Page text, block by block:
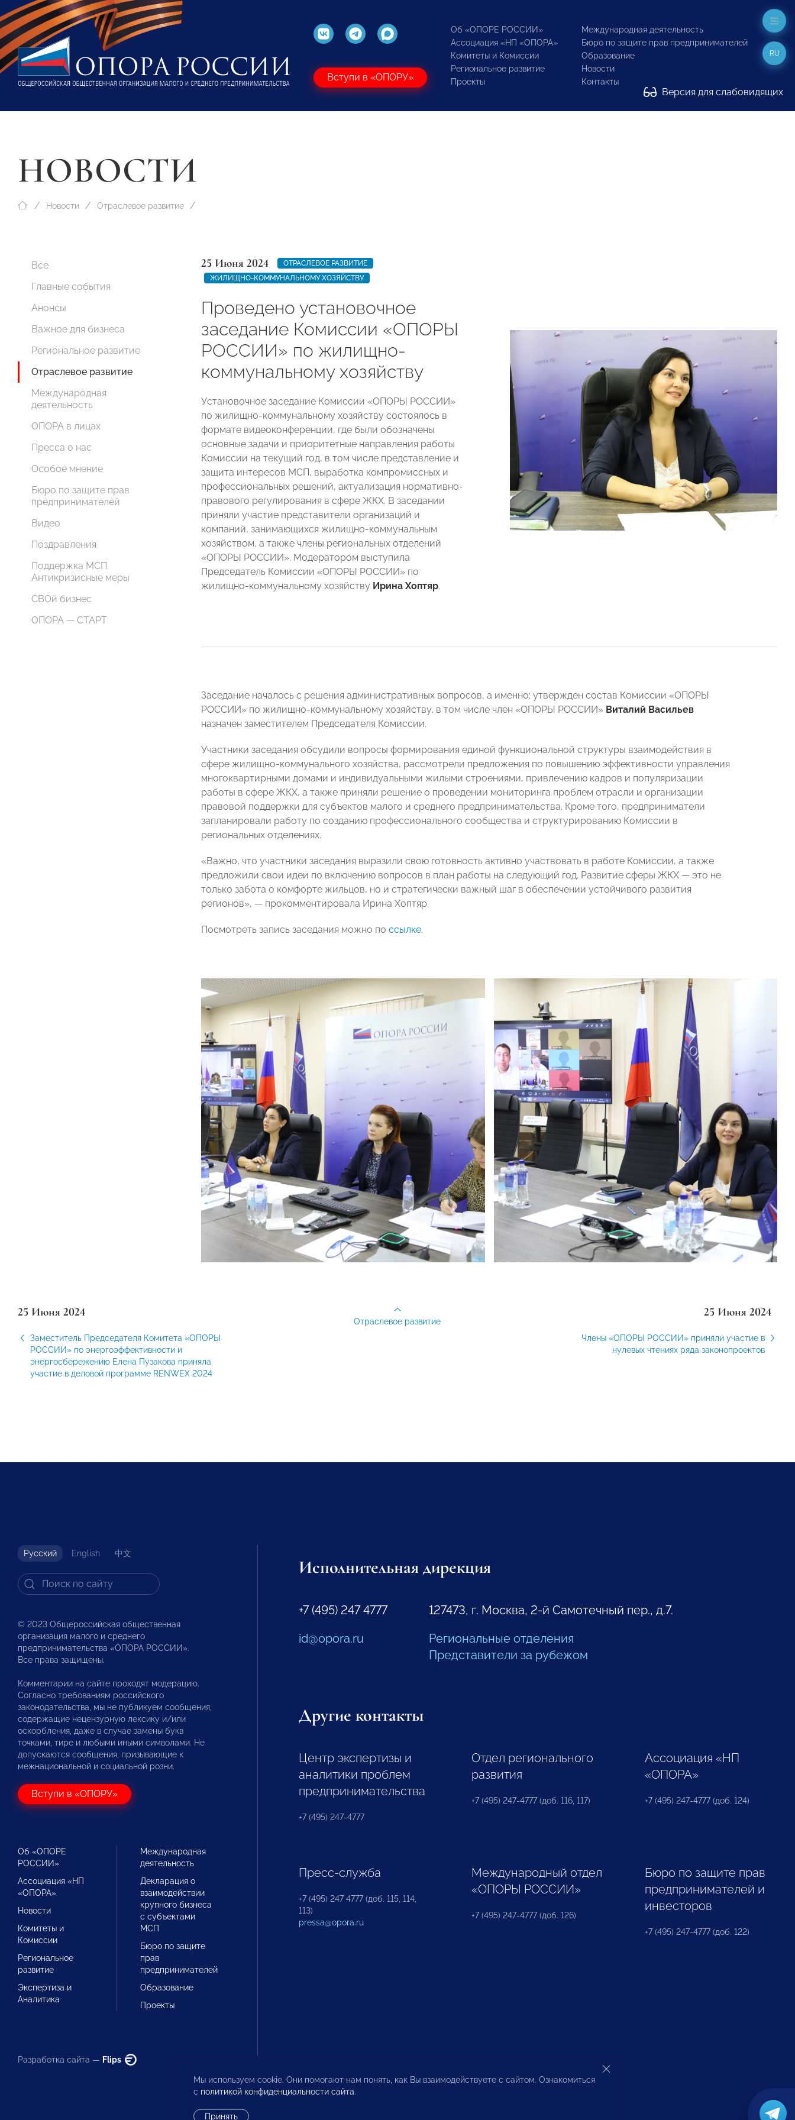
Вступи в «ОПОРУ»
Об «ОПОРЕ РОССИИ»
Ассоциация «НП «ОПОРА»
Комитеты и Комиссии
Региональное развитие
Проекты
Международная деятельность
Бюро по защите прав предпринимателей
Образование
Новости
Контакты
Версия для слабовидящих
RU
НОВОСТИ
Новости Отраслевое развитие
Все
Главные события
Анонсы
Важное для бизнеса
Региональное развитие
Отраслевое развитие
Международная
деятельность
ОПОРА в лицах
Пресса о нас
Особое мнение
Бюро по защите прав
предпринимателей
Видео
Поздравления
Поддержка МСП.
Антикризисные меры
СВОй бизнес
ОПОРА — СТАРТ
25 Июня 2024
ОТРАСЛЕВОЕ РАЗВИТИЕ
ЖИЛИЩНО-КОММУНАЛЬНОМУ ХОЗЯЙСТВУ
Проведено установочное
заседание Комиссии «ОПОРЫ
РОССИИ» по жилищно-
коммунальному хозяйству
Установочное заседание Комиссии «ОПОРЫ РОССИИ»
по жилищно-коммунальному хозяйству состоялось в
формате видеоконференции, где были обозначены
основные задачи и приоритетные направления работы
Комиссии на текущий год, в том числе представление и
защита интересов МСП, выработка компромиссных и
профессиональных решений, актуализация нормативно-
правового регулирования в сфере ЖКХ. В заседании
приняли участие представители организаций и
компаний, занимающихся жилищно-коммунальным
хозяйством, а также члены региональных отделений
«ОПОРЫ РОССИИ». Модератором выступила
Председатель Комиссии «ОПОРЫ РОССИИ» по
жилищно-коммунальному хозяйству Ирина Хоптяр.
Заседание началось с решения административных вопросов, а именно: утвержден состав Комиссии «ОПОРЫ
РОССИИ» по жилищно-коммунальному хозяйству, в том числе член «ОПОРЫ РОССИИ» Виталий Васильев
назначен заместителем Председателя Комиссии.
Участники заседания обсудили вопросы формирования единой функциональной структуры взаимодействия в
сфере жилищно-коммунального хозяйства, рассмотрели предложения по повышению эффективности управления
многоквартирными домами и индивидуальными жилыми строениями, привлечению кадров и популяризации
работы в сфере ЖКХ, а также приняли решение о проведении мониторинга проблем отрасли и организации
правовой поддержки для субъектов малого и среднего предпринимательства. Кроме того, предприниматели
запланировали работу по созданию профессионального сообщества и структурированию Комиссии в
региональных отделениях.
«Важно, что участники заседания выразили свою готовность активно участвовать в работе Комиссии, а также
предложили свои идеи по включению вопросов в план работы на следующий год. Развитие сферы ЖКХ — это не
только забота о комфорте жильцов, но и стратегически важный шаг в обеспечении устойчивого развития
регионов», — прокомментировала Ирина Хоптяр.
Посмотреть запись заседания можно по ссылке.
25 Июня 2024
Заместитель Председателя Комитета «ОПОРЫ
РОССИИ» по энергоэффективности и
энергосбережению Елена Пузакова приняла
участие в деловой программе RENWEX 2024
25 Июня 2024
Члены «ОПОРЫ РОССИИ» приняли участие в
нулевых чтениях ряда законопроектов
Отраслевое развитие
Русский English 中文
© 2023 Общероссийская общественная
организация малого и среднего
предпринимательства «ОПОРА РОССИИ».
Все права защищены.
Комментарии на сайте проходят модерацию.
Согласно требованиям российского
законодательства, мы не публикуем сообщения,
содержащие нецензурную лексику и/или
оскорбления, даже в случае замены букв
точками, тире и любыми иными символами. Не
допускаются сообщения, призывающие к
межнациональной и социальной розни.
Вступи в «ОПОРУ»
Об «ОПОРЕ
РОССИИ»
Ассоциация «НП
«ОПОРА»
Новости
Комитеты и
Комиссии
Региональное
развитие
Экспертиза и
Аналитика
Международная
деятельность
Декларация о
взаимодействии
крупного бизнеса
с субъектами
МСП
Бюро по защите
прав
предпринимателей
Образование
Проекты
Разработка сайта — Flips
Исполнительная дирекция
+7 (495) 247 4777
id@opora.ru
127473, г. Москва, 2-й Самотечный пер., д.7.
Региональные отделения
Представители за рубежом
Другие контакты
Центр экспертизы и
аналитики проблем
предпринимательства
+7 (495) 247-4777
Отдел регионального
развития
+7 (495) 247-4777 (доб. 116, 117)
Ассоциация «НП
«ОПОРА»
+7 (495) 247-4777 (доб. 124)
Пресс-служба
+7 (495) 247 4777 (доб. 115, 114,
113)
pressa@opora.ru
Международный отдел
«ОПОРЫ РОССИИ»
+7 (495) 247-4777 (доб. 126)
Бюро по защите прав
предпринимателей и
инвесторов
+7 (495) 247-4777 (доб. 122)
Мы используем cookie. Они помогают нам понять, как Вы взаимодействуете с сайтом. Ознакомиться
с политикой конфиденциальности сайта.
Принять